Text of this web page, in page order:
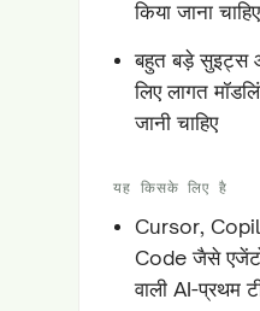
किया जाना चाहिए
बहुत बड़े सुइट्स
लिए लागत
जानी चाहिए
यह किसके लिए है
Cursor,
Code जैसे
वाली AI-प्रथम